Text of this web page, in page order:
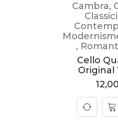
Cambra,
,
Cello
Original
12,00